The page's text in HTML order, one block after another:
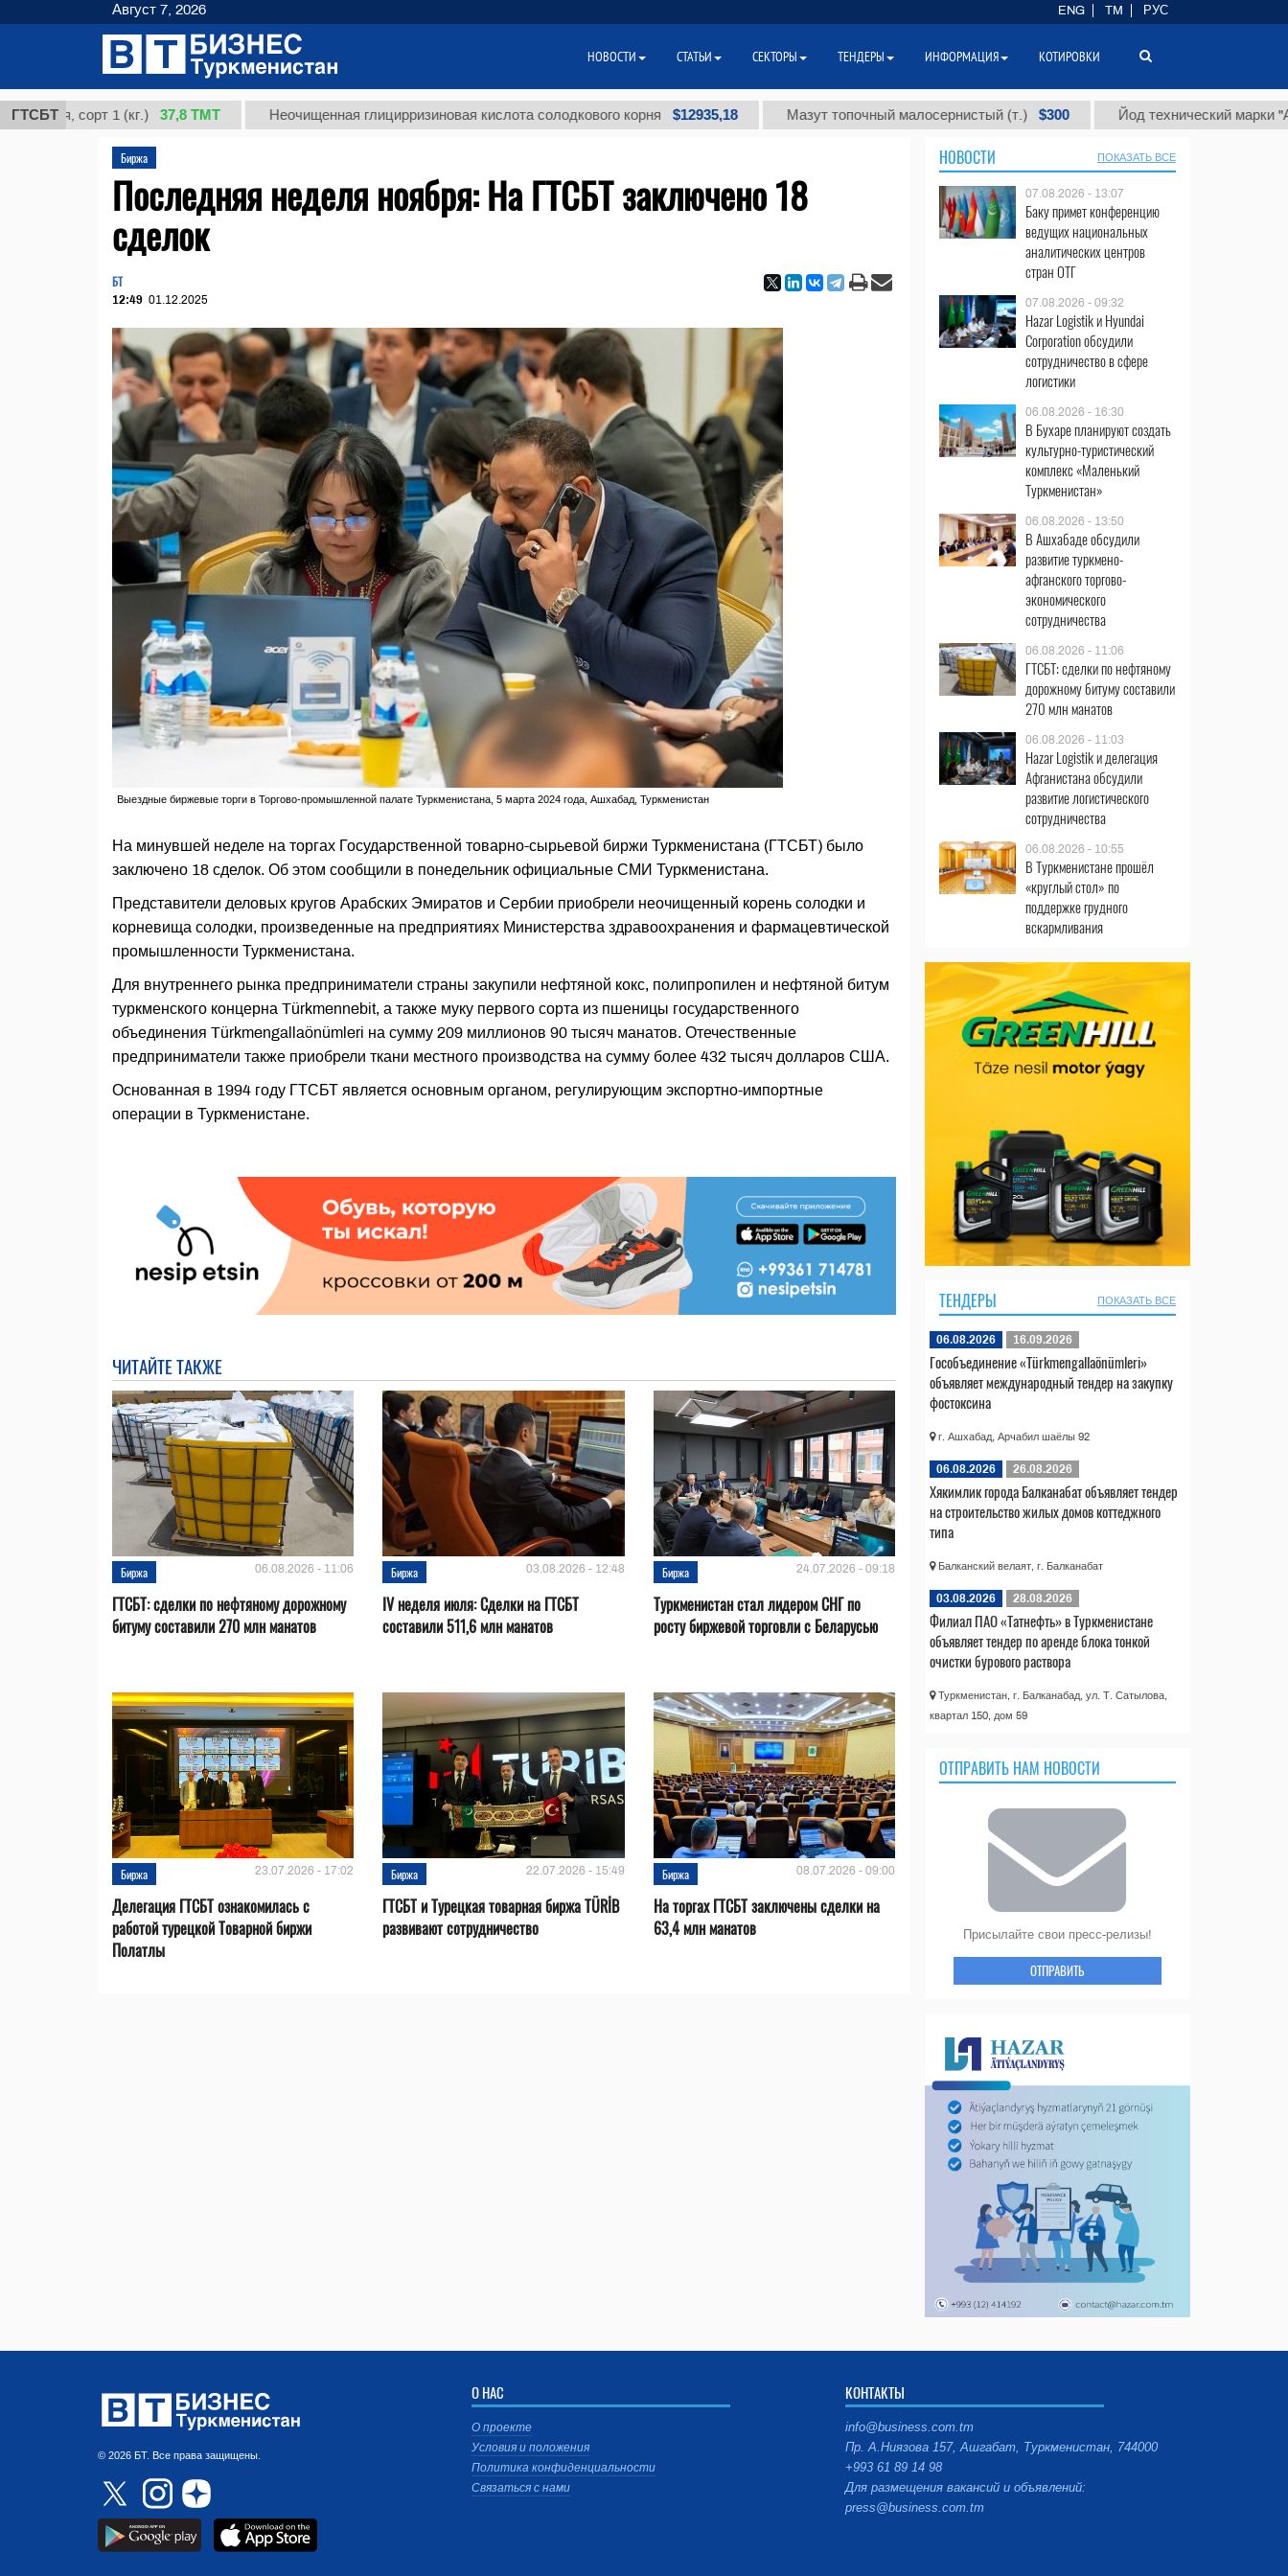
ГТСБТ
сорт 1 (кг.) 37,8 ТМТ Неочищенная глицирризиновая кислота солодкового корня $12935,18 Мазут топочный малосернистый (т.) $300 Йод технический марки "А" (т.)
Биржа
Последняя неделя ноября: На ГТСБТ заключено 18
сделок
БТ
12:49 01.12.2025
Выездные биржевые торги в Торгово-промышленной палате Туркменистана, 5 марта 2024 года, Ашхабад, Туркменистан
На минувшей неделе на торгах Государственной товарно-сырьевой биржи Туркменистана (ГТСБТ) было
заключено 18 сделок. Об этом сообщили в понедельник официальные СМИ Туркменистана.
Представители деловых кругов Арабских Эмиратов и Сербии приобрели неочищенный корень солодки и
корневища солодки, произведенные на предприятиях Министерства здравоохранения и фармацевтической
промышленности Туркменистана.
Для внутреннего рынка предприниматели страны закупили нефтяной кокс, полипропилен и нефтяной битум
туркменского концерна Türkmennebit, а также муку первого сорта из пшеницы государственного
объединения Türkmengallaönümleri на сумму 209 миллионов 90 тысяч манатов. Отечественные
предприниматели также приобрели ткани местного производства на сумму более 432 тысяч долларов США.
Основанная в 1994 году ГТСБТ является основным органом, регулирующим экспортно-импортные
операции в Туркменистане.
ЧИТАЙТЕ ТАКЖЕ
Биржа 06.08.2026 - 11:06
ГТСБТ: сделки по нефтяному дорожному
битуму составили 270 млн манатов
Биржа 03.08.2026 - 12:48
IV неделя июля: Сделки на ГТСБТ
составили 511,6 млн манатов
Биржа 24.07.2026 - 09:18
Туркменистан стал лидером СНГ по
росту биржевой торговли с Беларусью
Биржа 23.07.2026 - 17:02
Делегация ГТСБТ ознакомилась с
работой турецкой Товарной биржи
Полатлы
Биржа 22.07.2026 - 15:49
ГТСБТ и Турецкая товарная биржа TÜRİB
развивают сотрудничество
Биржа 08.07.2026 - 09:00
На торгах ГТСБТ заключены сделки на
63,4 млн манатов
НОВОСТИ ПОКАЗАТЬ ВСЕ
07.08.2026 - 13:07
Баку примет конференцию
ведущих национальных
аналитических центров
стран ОТГ
07.08.2026 - 09:32
Hazar Logistik и Hyundai
Corporation обсудили
сотрудничество в сфере
логистики
06.08.2026 - 16:30
В Бухаре планируют создать
культурно-туристический
комплекс «Маленький
Туркменистан»
06.08.2026 - 13:50
В Ашхабаде обсудили
развитие туркмено-
афганского торгово-
экономического
сотрудничества
06.08.2026 - 11:06
ГТСБТ: сделки по нефтяному
дорожному битуму составили
270 млн манатов
06.08.2026 - 11:03
Hazar Logistik и делегация
Афганистана обсудили
развитие логистического
сотрудничества
06.08.2026 - 10:55
В Туркменистане прошёл
«круглый стол» по
поддержке грудного
вскармливания
ТЕНДЕРЫ ПОКАЗАТЬ ВСЕ
06.08.2026 16.09.2026
Гособъединение «Türkmengallaönümleri»
объявляет международный тендер на закупку
фостоксина
г. Ашхабад, Арчабил шаёлы 92
06.08.2026 26.08.2026
Хякимлик города Балканабат объявляет тендер
на строительство жилых домов коттеджного
типа
Балканский велаят, г. Балканабат
03.08.2026 28.08.2026
Филиал ПАО «Татнефть» в Туркменистане
объявляет тендер по аренде блока тонкой
очистки бурового раствора
Туркменистан, г. Балканабад, ул. Т. Сатылова,
квартал 150, дом 59
ОТПРАВИТЬ НАМ НОВОСТИ
Присылайте свои пресс-релизы!
ОТПРАВИТЬ
© 2026 БТ. Все права защищены.
О НАС
О проекте
Условия и положения
Политика конфиденциальности
Связаться с нами
КОНТАКТЫ
info@business.com.tm
Пр. А.Ниязова 157, Ашгабат, Туркменистан, 744000
+993 61 89 14 98
Для размещения вакансий и объявлений:
press@business.com.tm
Август 7, 2026 ENG TM РУС
НОВОСТИ СТАТЬИ СЕКТОРЫ ТЕНДЕРЫ ИНФОРМАЦИЯ КОТИРОВКИ